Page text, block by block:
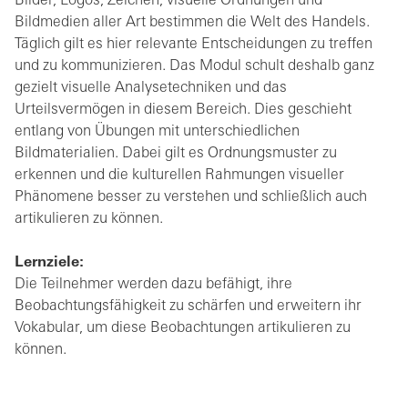
Bildmedien aller Art bestimmen die Welt des Handels.
Täglich gilt es hier relevante Entscheidungen zu treffen
und zu kommunizieren. Das Modul schult deshalb ganz
gezielt visuelle Analysetechniken und das
Urteilsvermögen in diesem Bereich. Dies geschieht
entlang von Übungen mit unterschiedlichen
Bildmaterialien. Dabei gilt es Ordnungsmuster zu
erkennen und die kulturellen Rahmungen visueller
Phänomene besser zu verstehen und schließlich auch
artikulieren zu können.
Lernziele:
Die Teilnehmer werden dazu befähigt, ihre
Beobachtungsfähigkeit zu schärfen und erweitern ihr
Vokabular, um diese Beobachtungen artikulieren zu
können.